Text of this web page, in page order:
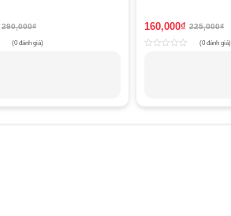
290,000₫
(0 đánh giá)
160,000₫ 225,000₫
(0 đánh giá)